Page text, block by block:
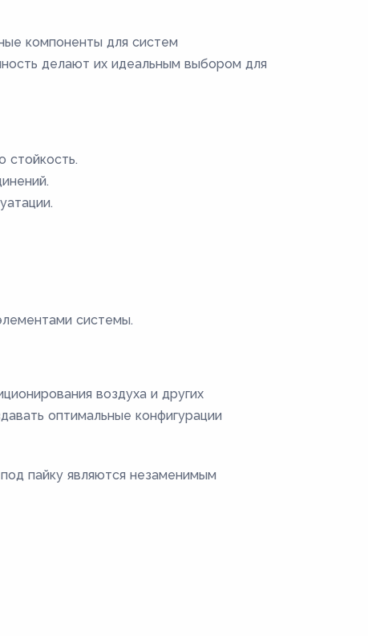
компоненты для систем
делают их идеальным выбором для
стойкость.
системы.
воздуха и других
оптимальные конфигурации
пайку являются незаменимым